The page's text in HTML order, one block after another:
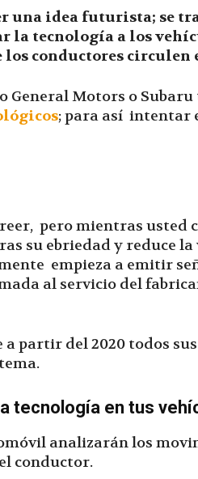
una idea futurista; se
la tecnología a los
los conductores
General Motors o
; para así intentar
pero mientras usted
su ebriedad y reduce
empieza a emitir
al servicio del
a partir del 2020 todos
tecnología en tus
analizarán los
conductor.